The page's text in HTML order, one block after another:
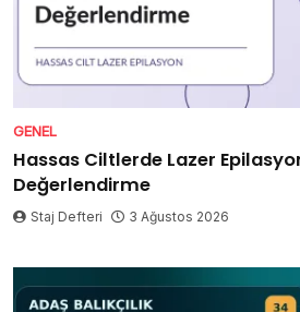
GENEL
Hassas Ciltlerde Lazer
Değerlendirme
Staj Defteri 3 Ağustos 2026